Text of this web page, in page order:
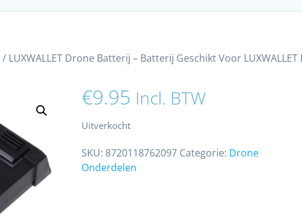
/ LUXWALLET Drone Batterij – Batterij Geschikt Voor LUXWALLET
€9.95 Incl. BTW
Uitverkocht
SKU: 8720118762097 Categorie: Drone
Onderdelen